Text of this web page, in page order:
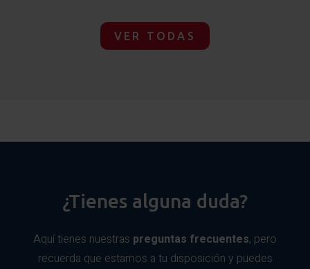
VER TODAS
¿Tienes alguna duda?
Aquí tienes nuestras preguntas frecuentes, pero
recuerda que estamos a tu disposición y puedes